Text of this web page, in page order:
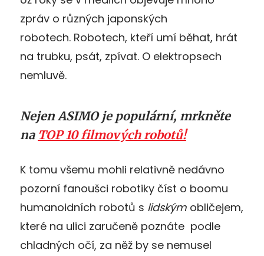
zpráv o různých japonských
robotech. Robotech, kteří umí běhat, hrát
na trubku, psát, zpívat. O elektropsech
nemluvě.
Nejen ASIMO je populární, mrkněte
na TOP 10 filmových robotů!
K tomu všemu mohli relativně nedávno
pozorní fanoušci robotiky číst o boomu
humanoidních robotů s lidským obličejem,
které na ulici zaručeně poznáte podle
chladných očí, za něž by se nemusel